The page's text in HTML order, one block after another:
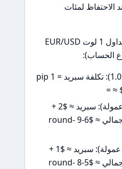
لمئات
مثال تقريبي لتكاليف تداول 1 لوت EUR/USD
Standard (سبريد 1.0): تكلفة سبريد = 1 pip
Pro (سبريد 0.2 + عمولة): سبريد ≈ $2 +
عمولة ≈ $4-7 → إجمالي ≈ $6-9 round-
Elite (سبريد 0.1 + عمولة): سبريد ≈ $1 +
عمولة ≈ $4-7 → إجمالي ≈ $5-8 round-